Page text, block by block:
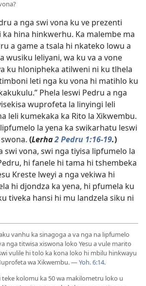
a nga swi vona ku ve prezenti
ka hina hinkwerhu. Ka malembe ma
a game a tsala hi nkateko lowu a
wusiku leliyani, wa ku va a vone
ku hlonipheka atilweni ni ku tlhela
leti nga ku vona hi matihlo ku
Phela leswi Pedru a nga
wuprofeta la linyingi leli
leli kumekaka ka Rito la Xikwembu.
la yena ka swikarhatu leswi
(Lerha2 Pedru 1:16-19.)
swi vona, swi nga tiyisa lipfumelo la
hi fanele hi tama hi tshembeka
Kreste lweyi a nga vekiwa hi
hi djondza ka yena, hi pfumela ku
tiveka hansi hi mu landzela siku ni
vanhu ka sinagoga a va nga na lipfumelo
nga titwisa xiswona loko Yesu a vule marito
vulile hi tolo ka kona loko hi mbilu hinkwayu
wa Xikwembu. —Yoh. 6:14.
teke kolomu ka 50 wa makilometru loko u